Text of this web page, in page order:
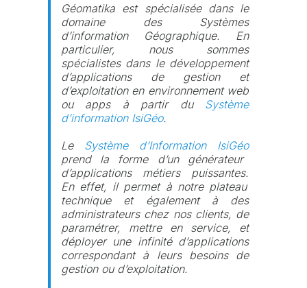
Géomatika est spécialisée dans le
domaine des Systèmes
d’information Géographique. En
particulier, nous sommes
spécialistes dans le développement
d’applications de gestion et
d’exploitationen environnement web
ou apps à partir du Système
d’information IsiGéo.
Le Système d’Information IsiGéo
prend la forme d’un générateur
d’applications métiers puissantes.
En effet, il permet à notre plateau
technique et également à des
administrateurs chez nos clients, de
paramétrer, mettre en service, et
déployer une infinité d’applications
correspondant à leurs besoins de
gestion ou d’exploitation.